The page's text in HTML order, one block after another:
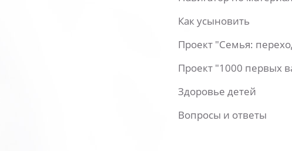
Как усыновить
Проект "Семья:
Проект "1000 первых
Здоровье детей
Вопросы и ответы